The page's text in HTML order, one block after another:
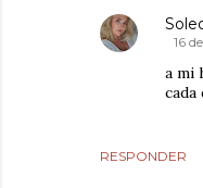
RESPONDER
16
a mi
cada